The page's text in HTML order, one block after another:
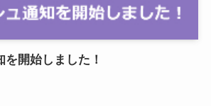
開始しました！